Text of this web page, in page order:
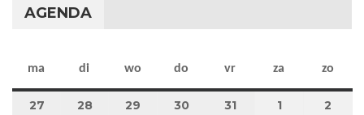
AGENDA
ma maandag
di dinsdag
wo woensdag
do donderdag
vr vrijdag
za zaterdag
zo
27 27 juli 2026
28 28 juli 2026
29 29 juli 2026
30 30 juli 2026
31 31 juli 2026
11 augustus
2